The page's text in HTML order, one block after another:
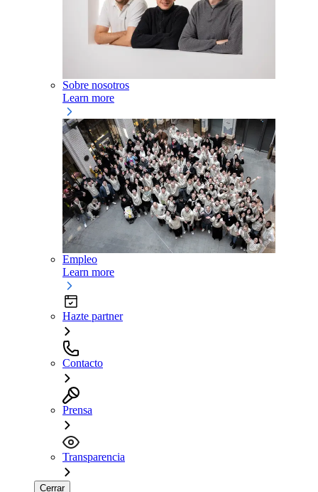
Sobre nosotros
Learn more
Empleo
Learn more
Hazte partner
Contacto
Prensa
Transparencia
Cerrar